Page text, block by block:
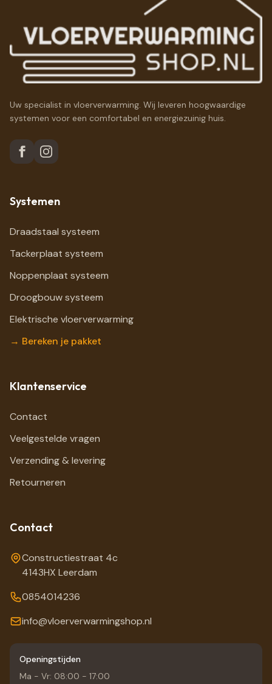
Uw specialist in vloerverwarming. Wij leveren hoogwaardige
systemen voor een comfortabel en energiezuinig huis.
Systemen
Draadstaal systeem
Tackerplaat systeem
Noppenplaat systeem
Droogbouw systeem
Elektrische vloerverwarming
→ Bereken je pakket
Klantenservice
Contact
Veelgestelde vragen
Verzending & levering
Retourneren
Contact
Constructiestraat 4c
4143HX Leerdam
0854014236
info@vloerverwarmingshop.nl
Openingstijden
Ma - Vr: 08:00 - 17:00